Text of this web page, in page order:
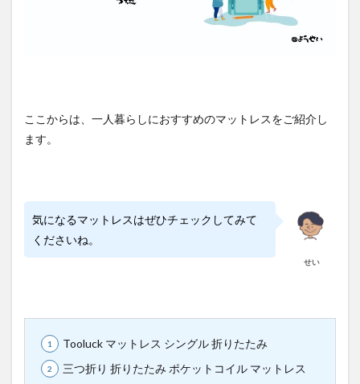
ここからは、一人暮らしにおすすめのマットレスをご紹介し
ます。
せい
気になるマットレスはぜひチェックしてみて
くださいね。
Tooluck マットレス シングル 折りたたみ
三つ折り 折りたたみ ポケットコイル マットレス